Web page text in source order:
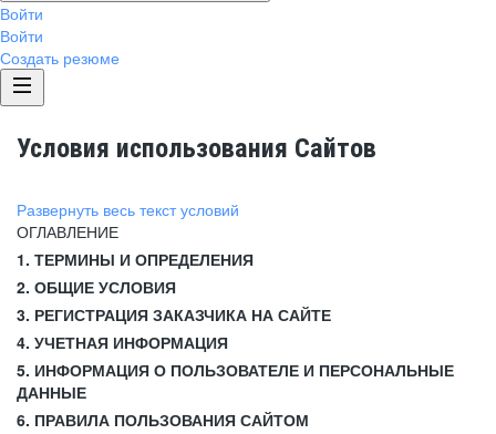
Войти
Войти
Создать резюме
Условия использования Сайтов
Развернуть весь текст условий
ОГЛАВЛЕНИЕ
1. ТЕРМИНЫ И ОПРЕДЕЛЕНИЯ
2. ОБЩИЕ УСЛОВИЯ
3. РЕГИСТРАЦИЯ ЗАКАЗЧИКА НА САЙТЕ
4. УЧЕТНАЯ ИНФОРМАЦИЯ
5. ИНФОРМАЦИЯ О ПОЛЬЗОВАТЕЛЕ И ПЕРСОНАЛЬНЫЕ
ДАННЫЕ
6. ПРАВИЛА ПОЛЬЗОВАНИЯ САЙТОМ